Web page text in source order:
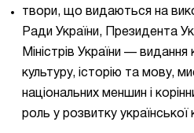
твори, що видаються на
Ради України, Президента
Міністрів України —
культуру, історію та мову,
національних меншин і
роль у розвитку